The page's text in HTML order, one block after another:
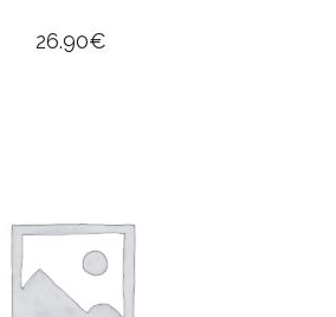
26.90€